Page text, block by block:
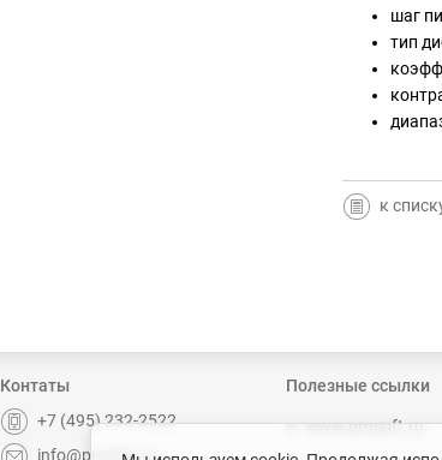
шаг
тип
к
Контаты
+7 (495) 232-2522
info@prochip.ru
Полезные ссылки
www.prosoft.ru